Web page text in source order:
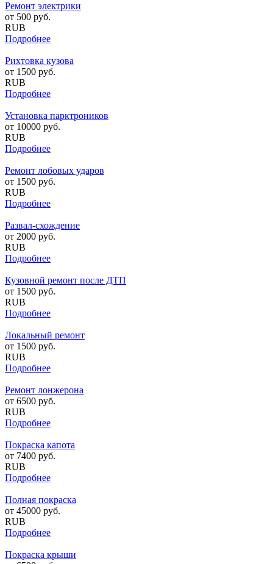
Ремонт электрики
от 500 руб.
RUB
Подробнее
Рихтовка кузова
от 1500 руб.
RUB
Подробнее
Установка парктроников
от 10000 руб.
RUB
Подробнее
Ремонт лобовых ударов
от 1500 руб.
RUB
Подробнее
Развал-схождение
от 2000 руб.
RUB
Подробнее
Кузовной ремонт после ДТП
от 1500 руб.
RUB
Подробнее
Локальный ремонт
от 1500 руб.
RUB
Подробнее
Ремонт лонжерона
от 6500 руб.
RUB
Подробнее
Покраска капота
от 7400 руб.
RUB
Подробнее
Полная покраска
от 45000 руб.
RUB
Подробнее
Покраска крыши